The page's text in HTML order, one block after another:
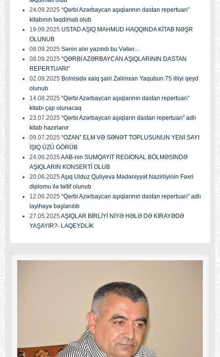
24.09.2025 “Qərbi Azərbaycan aşıqlarının dastan repertuarı”
kitabının təqdimatı olub
19.09.2025 USTAD AŞIQ MAHMUD HAQQINDA KİTAB NƏŞR
OLUNUB
08.09.2025 Sənin alın yazındı bu Vətən...
08.09.2025 “QƏRBİ AZƏRBAYCAN AŞIQLARININ DASTAN
REPERTUARI”
02.09.2025 Bolnisidə xalq şairi Zəlimxan Yaqubun 75 illiyi qeyd
olunub
14.08.2025 “Qərbi Azərbaycan aşıqlarının dastan repertuarı”
kitabı çap olunacaq
23.07.2025 “Qərbi Azərbaycan aşıqların dastan repertuarı” adlı
kitab hazırlanır
09.07.2025 “OZAN” ELM VƏ SƏNƏT TOPLUSUNUN YENİ SAYI
İŞIQ ÜZÜ GÖRÜB
24.06.2025 AAB-nin SUMQAYIT REGİONAL BÖLMƏSİNDƏ
AŞIQLARIN KONSERTİ OLUB
20.06.2025 Aşıq Ulduz Quliyeva Mədəniyyət Nazirliyinin Fəxri
diplomu ilə təltif olunub
12.06.2025 “Qərbi Azərbaycan aşıqlarının dastan repertuarı” adlı
layihəyə başlanılıb
27.05.2025 AŞIQLAR BİRLİYİ NİYƏ HƏLƏ DƏ KİRAYƏDƏ
YAŞAYIR?- LAQEYDLİK